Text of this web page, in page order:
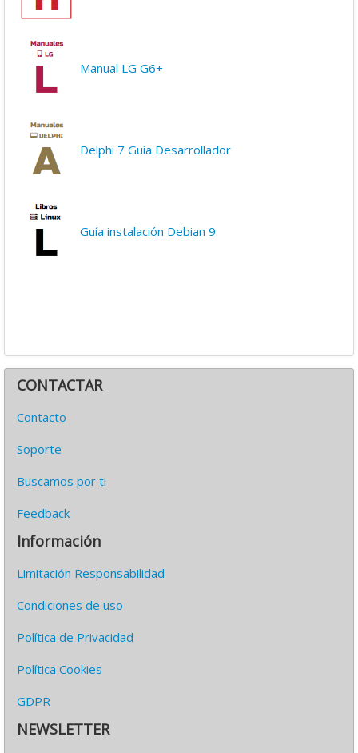
Manual LG G6+
Delphi 7 Guía Desarrollador
Guía instalación Debian 9
CONTACTAR
Contacto
Soporte
Buscamos por ti
Feedback
Información
Limitación Responsabilidad
Condiciones de uso
Política de Privacidad
Política Cookies
GDPR
NEWSLETTER